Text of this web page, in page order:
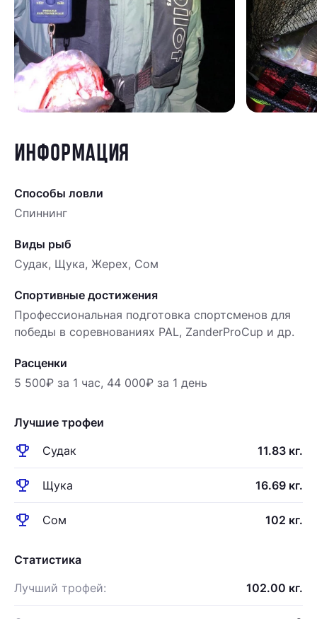
ИНФОРМАЦИЯ
Способы ловли
Спиннинг
Виды рыб
Судак, Щука, Жерех, Сом
Спортивные достижения
Профессиональная подготовка спортсменов для
победы в соревнованиях PAL, ZanderProCup и др.
Расценки
5 500₽ за 1 час, 44 000₽ за 1 день
Лучшие трофеи
emoji_events Судак 11.83 кг.
emoji_events Щука 16.69 кг.
emoji_events Сом 102 кг.
Статистика
Лучший трофей:
102.00 кг.